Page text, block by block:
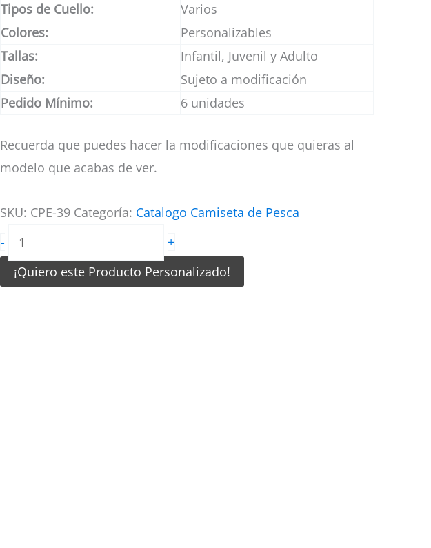
Tipos de Cuello:
Varios
Colores:
Personalizables
Tallas:
Infantil, Juvenil y Adulto
Diseño:
Sujeto a modificación
Pedido Mínimo:
6 unidades
Recuerda que puedes hacer la modificaciones que quieras al
modelo que acabas de ver.
SKU: CPE-39 Categoría: Catalogo Camiseta de Pesca
-
Camiseta
de
Pesca
+
¡Quiero este Producto Personalizado!